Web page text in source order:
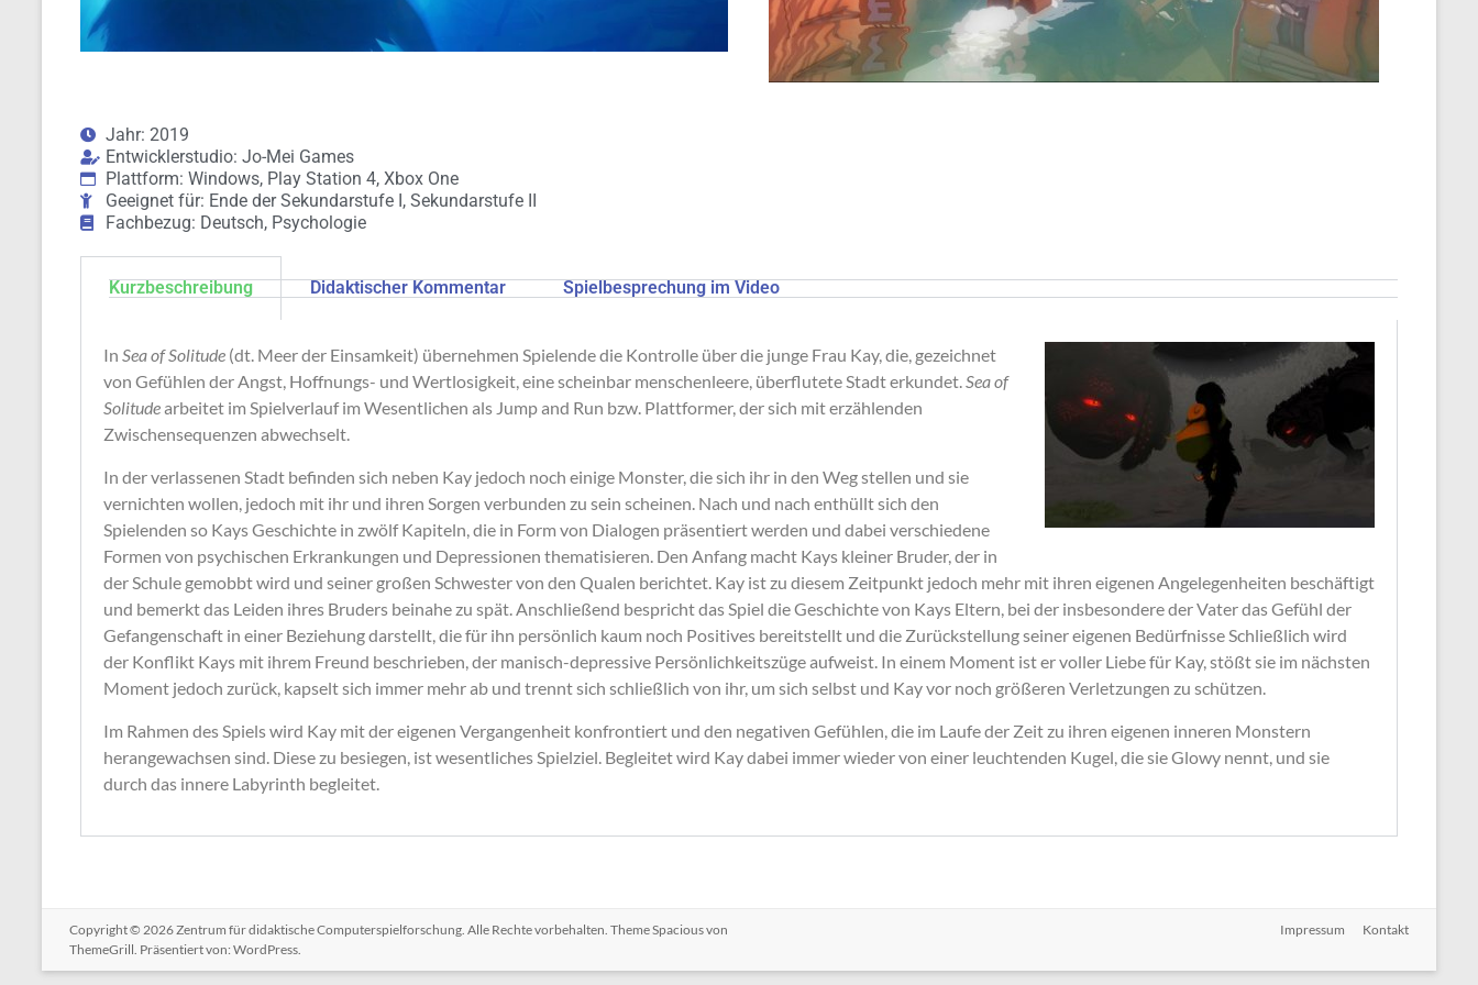
Jahr: 2019
Entwicklerstudio: Jo-Mei Games
Plattform: Windows, Play Station 4, Xbox One
Geeignet für: Ende der Sekundarstufe I, Sekundarstufe II
Fachbezug: Deutsch, Psychologie
Kurzbeschreibung Didaktischer Kommentar Spielbesprechung im Video
In Sea of Solitude (dt. Meer der Einsamkeit) übernehmen Spielende die Kontrolle über die junge Frau Kay, die, gezeichnet
von Gefühlen der Angst, Hoffnungs- und Wertlosigkeit, eine scheinbar menschenleere, überflutete Stadt erkundet.Sea of
Solitudearbeitet im Spielverlauf im Wesentlichen als Jump and Run bzw. Plattformer, der sich mit erzählenden
Zwischensequenzen abwechselt.
In der verlassenen Stadt befinden sich neben Kay jedoch noch einige Monster, die sich ihr in den Weg stellen und sie
vernichten wollen, jedoch mit ihr und ihren Sorgen verbunden zu sein scheinen. Nach und nach enthüllt sich den
Spielenden so Kays Geschichte in zwölf Kapiteln, die in Form von Dialogen präsentiert werden und dabei verschiedene
Formen von psychischen Erkrankungen und Depressionen thematisieren. Den Anfang macht Kays kleiner Bruder, der in
der Schule gemobbt wird und seiner großen Schwester von den Qualen berichtet. Kay ist zu diesem Zeitpunkt jedoch mehr mit ihren eigenen Angelegenheiten beschäftigt
und bemerkt das Leiden ihres Bruders beinahe zu spät. Anschließend bespricht das Spiel die Geschichte von Kays Eltern, bei der insbesondere der Vater das Gefühl der
Gefangenschaft in einer Beziehung darstellt, die für ihn persönlich kaum noch Positives bereitstellt und die Zurückstellung seiner eigenen Bedürfnisse Schließlich wird
der Konflikt Kays mit ihrem Freund beschrieben, der manisch-depressive Persönlichkeitszüge aufweist. In einem Moment ist er voller Liebe für Kay, stößt sie im nächsten
Moment jedoch zurück, kapselt sich immer mehr ab und trennt sich schließlich von ihr, um sich selbst und Kay vor noch größeren Verletzungen zu schützen.
Im Rahmen des Spiels wird Kay mit der eigenen Vergangenheit konfrontiert und den negativen Gefühlen, die im Laufe der Zeit zu ihren eigenen inneren Monstern
herangewachsen sind. Diese zu besiegen, ist wesentliches Spielziel. Begleitet wird Kay dabei immer wieder von einer leuchtenden Kugel, die sie Glowy nennt, und sie
durch das innere Labyrinth begleitet.
Copyright © 2026Zentrum für didaktische Computerspielforschung. Alle Rechte vorbehalten. ThemeSpaciousvon
ThemeGrill. Präsentiert von: WordPress.
Impressum Kontakt